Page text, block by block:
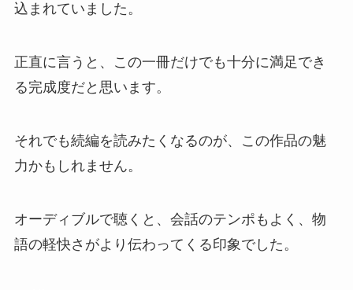
込まれていました。
正直に言うと、この一冊だけでも十分に満足でき
る完成度だと思います。
それでも続編を読みたくなるのが、この作品の魅
力かもしれません。
オーディブルで聴くと、会話のテンポもよく、物
語の軽快さがより伝わってくる印象でした。